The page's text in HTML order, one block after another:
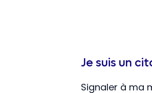
Je suis un
Signaler à ma